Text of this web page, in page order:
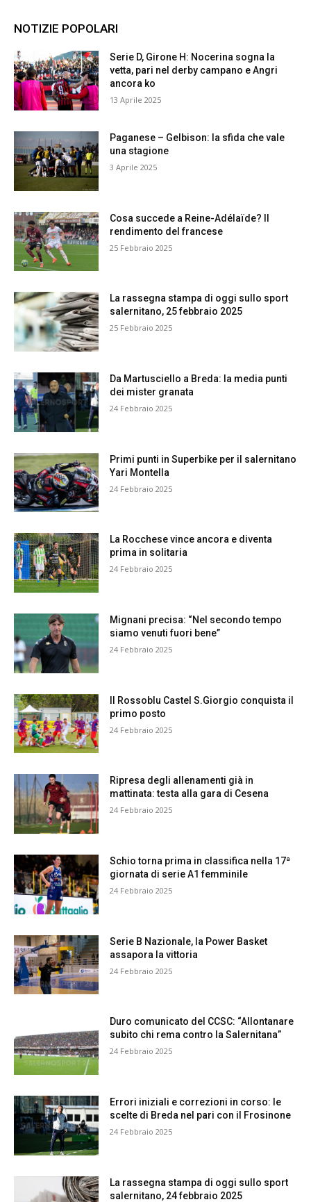
NOTIZIE POPOLARI
Serie D, Girone H: Nocerina sogna la
vetta, pari nel derby campano e Angri
ancora ko
13 Aprile 2025
Paganese – Gelbison: la sfida che vale
una stagione
3 Aprile 2025
Cosa succede a Reine-Adélaïde? Il
rendimento del francese
25 Febbraio 2025
La rassegna stampa di oggi sullo sport
salernitano, 25 febbraio 2025
25 Febbraio 2025
Da Martusciello a Breda: la media punti
dei mister granata
24 Febbraio 2025
Primi punti in Superbike per il salernitano
Yari Montella
24 Febbraio 2025
La Rocchese vince ancora e diventa
prima in solitaria
24 Febbraio 2025
Mignani precisa: “Nel secondo tempo
siamo venuti fuori bene”
24 Febbraio 2025
Il Rossoblu Castel S.Giorgio conquista il
primo posto
24 Febbraio 2025
Ripresa degli allenamenti già in
mattinata: testa alla gara di Cesena
24 Febbraio 2025
Schio torna prima in classifica nella 17ª
giornata di serie A1 femminile
24 Febbraio 2025
Serie B Nazionale, la Power Basket
assapora la vittoria
24 Febbraio 2025
Duro comunicato del CCSC: “Allontanare
subito chi rema contro la Salernitana”
24 Febbraio 2025
Errori iniziali e correzioni in corso: le
scelte di Breda nel pari con il Frosinone
24 Febbraio 2025
La rassegna stampa di oggi sullo sport
salernitano, 24 febbraio 2025